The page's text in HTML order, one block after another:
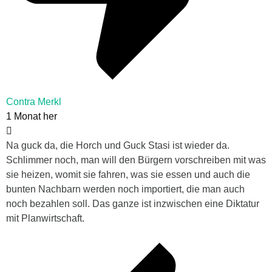
Contra Merkl
1 Monat her
Na guck da, die Horch und Guck Stasi ist wieder da.
Schlimmer noch, man will den Bürgern vorschreiben mit was
sie heizen, womit sie fahren, was sie essen und auch die
bunten Nachbarn werden noch importiert, die man auch
noch bezahlen soll. Das ganze ist inzwischen eine Diktatur
mit Planwirtschaft.